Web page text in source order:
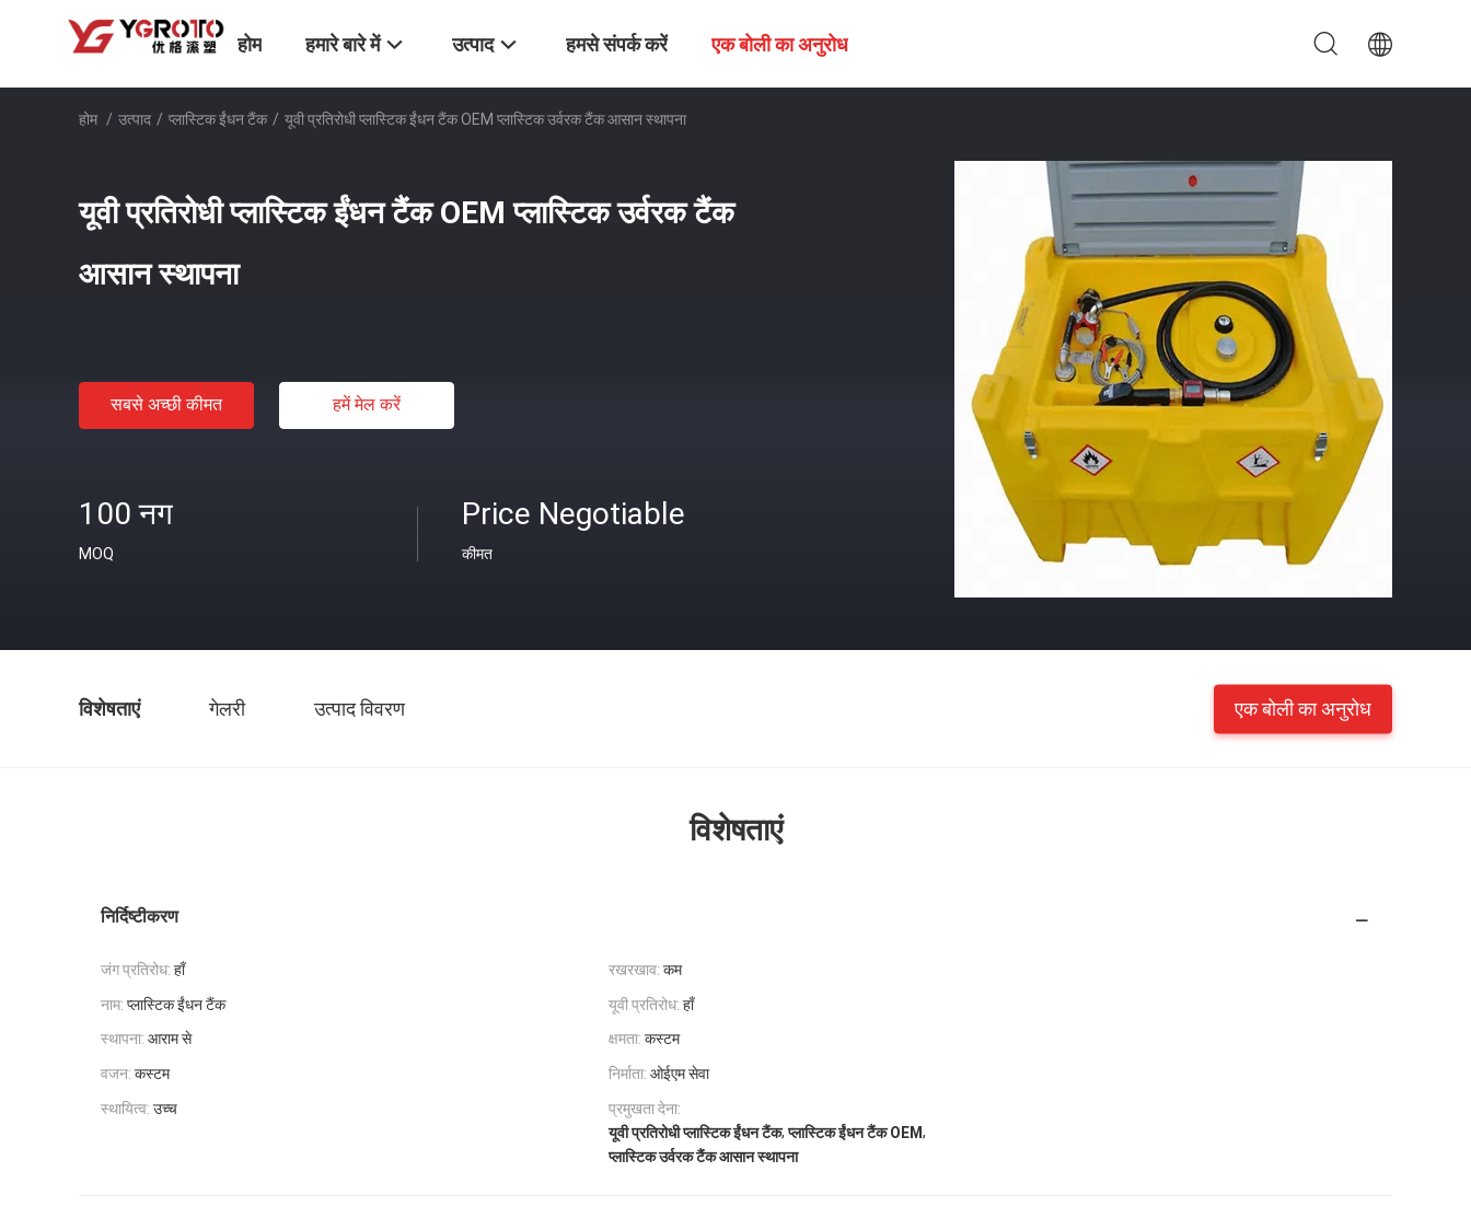
होम हमारे बारे में उत्पाद हमसे संपर्क करें एक बोली का अनुरोध
होम / उत्पाद / प्लास्टिक ईंधन टैंक / यूवी प्रतिरोधी प्लास्टिक ईंधन टैंक OEM प्लास्टिक उर्वरक टैंक आसान स्थापना
यूवी प्रतिरोधी प्लास्टिक ईंधन टैंक OEM प्लास्टिक उर्वरक टैंक
आसान स्थापना
सबसे अच्छी कीमत हमें मेल करें
100 नग
MOQ
Price Negotiable
कीमत
विशेषताएं गेलरी उत्पाद विवरण एक बोली का अनुरोध
विशेषताएं
निर्दिष्टीकरण
जंग प्रतिरोध: हाँ रखरखाव: कम
नाम: प्लास्टिक ईंधन टैंक यूवी प्रतिरोध: हाँ
स्थापना: आराम से क्षमता: कस्टम
वजन: कस्टम निर्माता: ओईएम सेवा
स्थायित्व: उच्च
प्रमुखता देना:
यूवी प्रतिरोधी प्लास्टिक ईंधन टैंक,प्लास्टिक ईंधन टैंक OEM,
प्लास्टिक उर्वरक टैंक आसान स्थापना